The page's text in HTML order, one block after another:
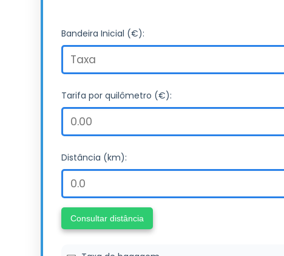
Bandeira Inicial (€):
Tarifa por quilômetro (€):
Distância (km):
Consultar distância